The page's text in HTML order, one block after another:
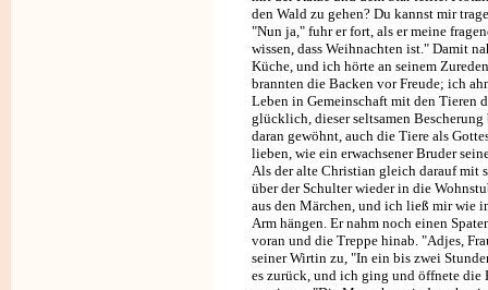
den Wald zu gehen? Du kannst mir
"Nun ja," fuhr er fort, als er meine
wissen, dass Weihnachten ist." Damit
Küche, und ich hörte an seinem
brannten die Backen vor Freude; ich
Leben in Gemeinschaft mit den Tieren
glücklich, dieser seltsamen
daran gewöhnt, auch die Tiere als
lieben, wie ein erwachsener Bruder
Als der alte Christian gleich darauf mit
über der Schulter wieder in die
aus den Märchen, und ich ließ mir wie
Arm hängen. Er nahm noch einen
voran und die Treppe hinab. "Adjes,
seiner Wirtin zu, "In ein bis zwei
es zurück, und ich ging und öffnete die